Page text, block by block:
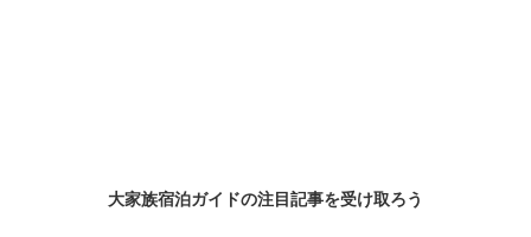
大家族宿泊ガイドの注目記事を受け取ろう